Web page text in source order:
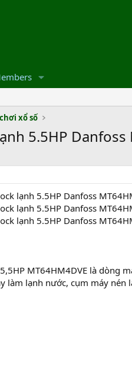
xổ số
5.5HP
lạnh 5.5HP Danfoss
lạnh 5.5HP Danfoss
lạnh 5.5HP Danfoss
MT64HM4DVE là dòng
làm lạnh nước, cụm máy nén